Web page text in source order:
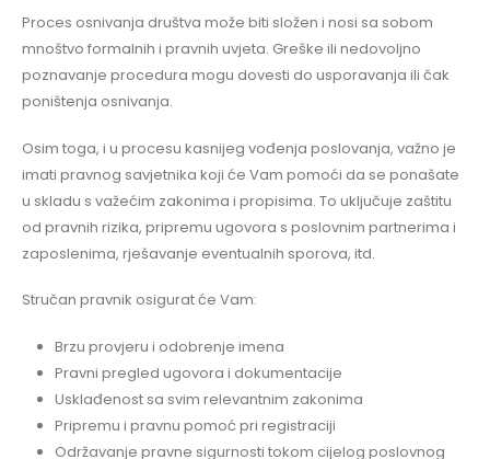
Proces osnivanja društva može biti složen i nosi sa sobom
mnoštvo formalnih i pravnih uvjeta. Greške ili nedovoljno
poznavanje procedura mogu dovesti do usporavanja ili čak
poništenja osnivanja.
Osim toga, i u procesu kasnijeg vođenja poslovanja, važno je
imati pravnog savjetnika koji će Vam pomoći da se ponašate
u skladu s važećim zakonima i propisima. To uključuje zaštitu
od pravnih rizika, pripremu ugovora s poslovnim partnerima i
zaposlenima, rješavanje eventualnih sporova, itd.
Stručan pravnik osigurat će Vam:
Brzu provjeru i odobrenje imena
Pravni pregled ugovora i dokumentacije
Usklađenost sa svim relevantnim zakonima
Pripremu i pravnu pomoć pri registraciji
Održavanje pravne sigurnosti tokom cijelog poslovnog